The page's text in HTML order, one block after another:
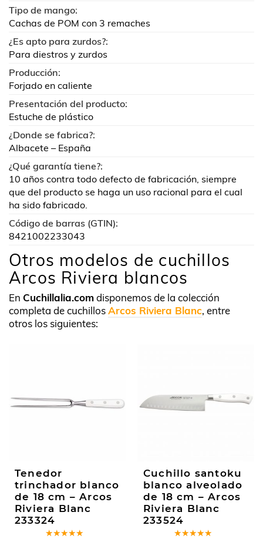
Tipo de mango:
Cachas de POM con 3 remaches
¿Es apto para zurdos?:
Para diestros y zurdos
Producción:
Forjado en caliente
Presentación del producto:
Estuche de plástico
¿Donde se fabrica?:
Albacete – España
¿Qué garantía tiene?:
10 años contra todo defecto de fabricación, siempre
que del producto se haga un uso racional para el cual
ha sido fabricado.
Código de barras (GTIN):
8421002233043
Otros modelos de cuchillos
Arcos Riviera blancos
En Cuchillalia.comdisponemos de la colección
completa de cuchillosArcos Riviera Blanc, entre
otros los siguientes:
Tenedor
trinchador blanco
de 18 cm – Arcos
Riviera Blanc
233324
Cuchillo santoku
blanco alveolado
de 18 cm – Arcos
Riviera Blanc
233524